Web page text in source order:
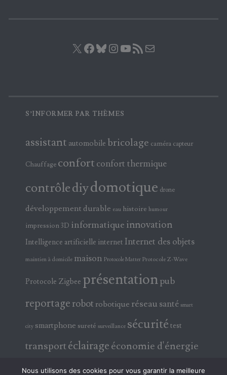
X Facebook
Bluesky
Instagram
YouTube
Flux RSS
S’INFORMER PAR THÈMES
assistant automobile bricolage caméra capteur
Chauffage confort confort thermique
contrôlediydomotique drone
développement durable eau histoire humour
impression 3D informatique innovation
Intelligence artificielle internet Internet des objets
maintien à domicile maison Protocole Matter Protocole Z-Wave
Protocole Zigbee présentationpub
reportage robot robotique réseau santé smart
city smartphone sureté surveillance sécurité test
transportéclairageéconomie d'énergie
électricité électronique
Nous utilisons des cookies pour vous garantir la meilleure